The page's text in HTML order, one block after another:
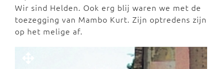
Wir sind Helden. Ook erg blij waren we met de
toezegging van Mambo Kurt. Zijn optredens zijn
op het melige af.